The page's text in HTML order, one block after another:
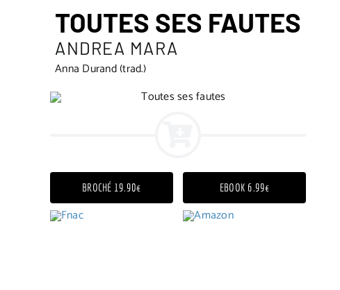
TOUTES SES FAUTES
ANDREA MARA
Anna Durand (trad.)
BROCHÉ 19.90€ EBOOK 6.99€